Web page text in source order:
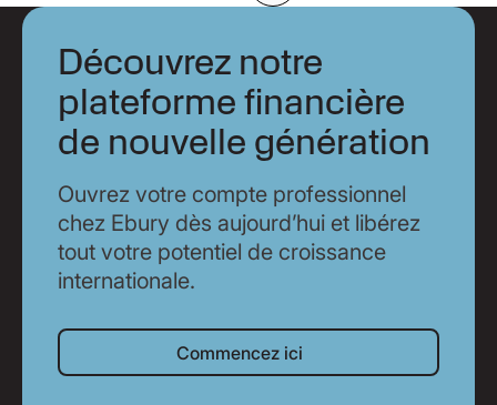
Découvrez notre
plateforme financière
de nouvelle génération
Ouvrez votre compte professionnel
chez Ebury dès aujourd’hui et libérez
tout votre potentiel de croissance
internationale.
Commencez ici
Commencez ici